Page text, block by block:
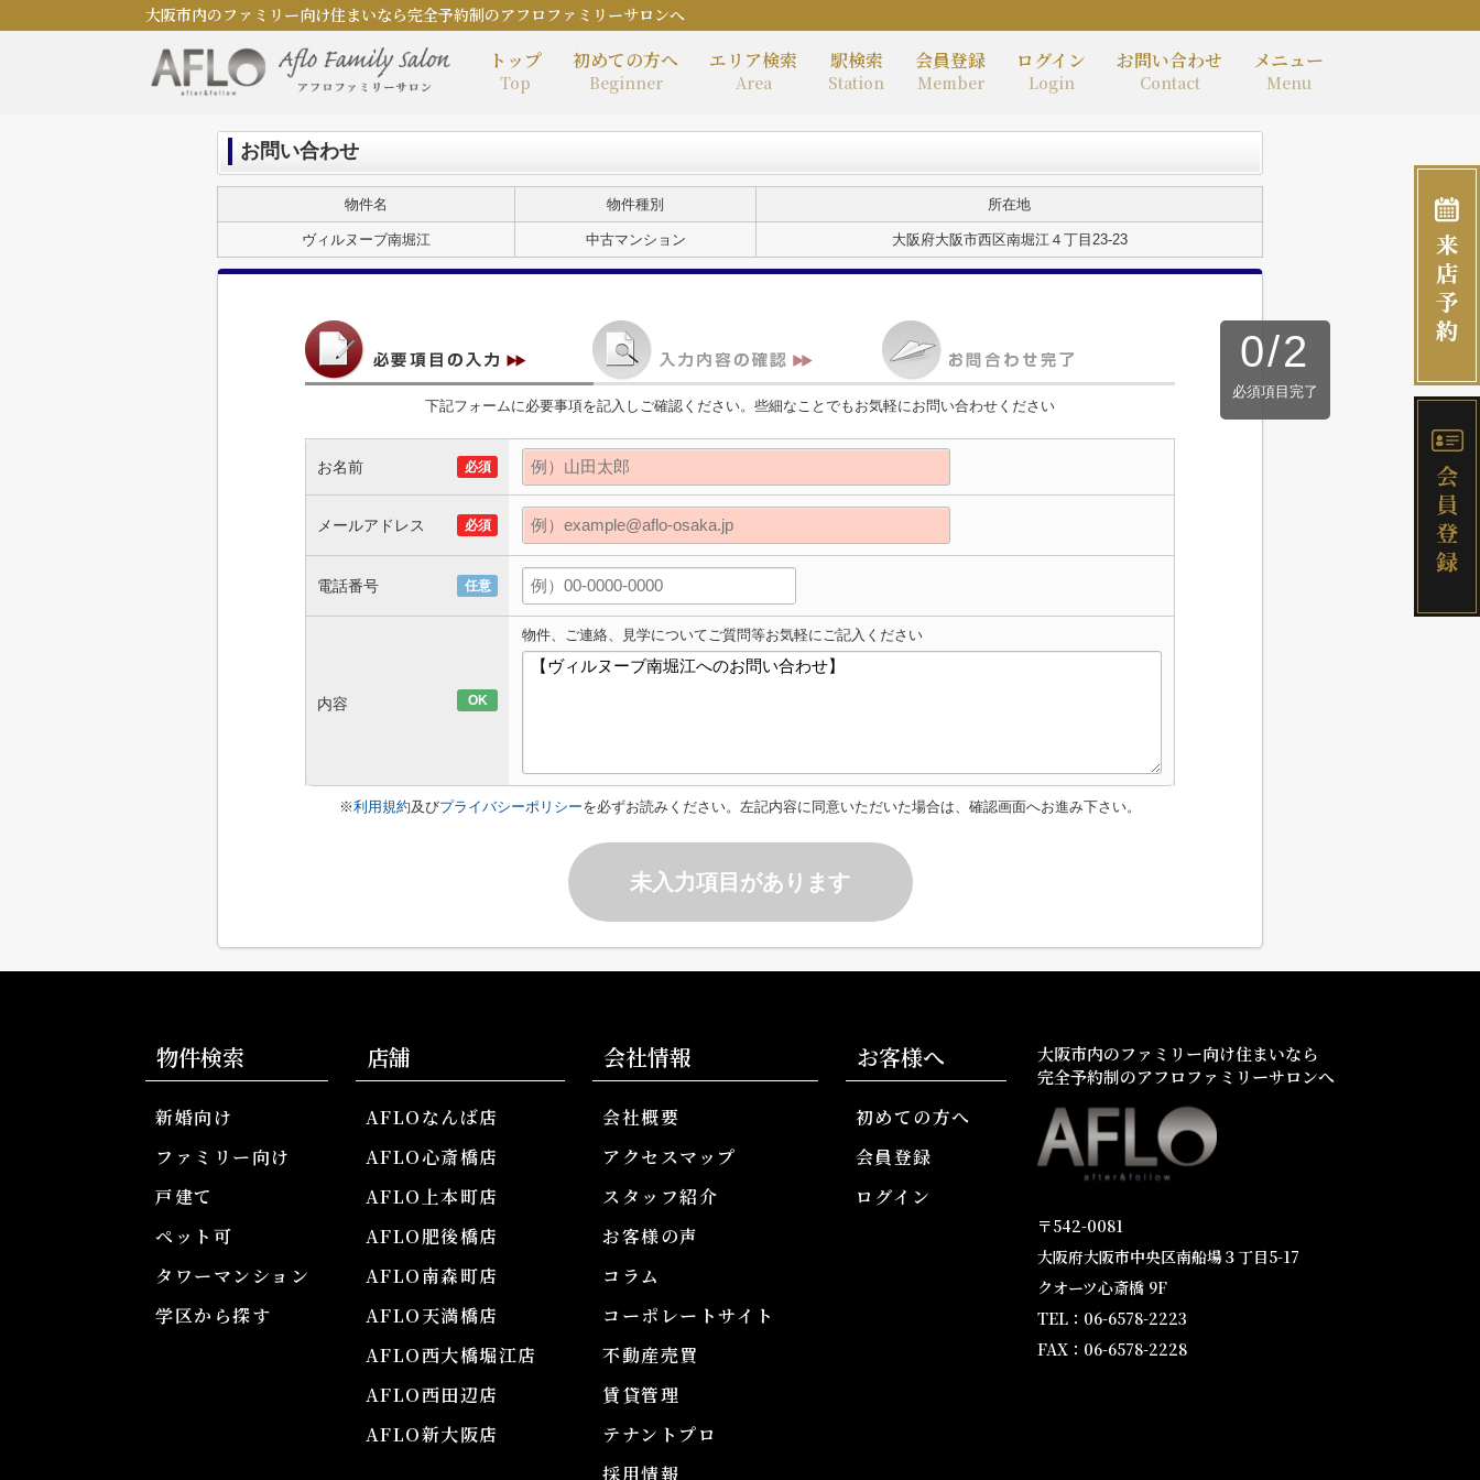
大阪市内のファミリー向け住まいなら完全予約制のアフロファミリーサロンへ
トップ
Top
初めての方へ
Beginner
エリア検索
Area
駅検索
Station
会員登録
Member
ログイン
Login
お問い合わせ
Contact
メニュー
Menu
お問い合わせ
物件名 物件種別 所在地
ヴィルヌーブ南堀江 中古マンション 大阪府大阪市西区南堀江４丁目23-23
0/2
必須項目完了
下記フォームに必要事項を記入しご確認ください。些細なことでもお気軽にお問い合わせください
お名前 必須
メールアドレス 必須
電話番号 任意
内容 OK
物件、ご連絡、見学についてご質問等お気軽にご記入ください
※利用規約及びプライバシーポリシーを必ずお読みください。左記内容に同意いただいた場合は、確認画面へお進み下さい。
未入力項目があります
物件検索
新婚向け
ファミリー向け
戸建て
ペット可
タワーマンション
学区から探す
店舗
AFLOなんば店
AFLO心斎橋店
AFLO上本町店
AFLO肥後橋店
AFLO南森町店
AFLO天満橋店
AFLO西大橋堀江店
AFLO西田辺店
AFLO新大阪店
会社情報
会社概要
アクセスマップ
スタッフ紹介
お客様の声
コラム
コーポレートサイト
不動産売買
賃貸管理
テナントプロ
採用情報
お客様へ
初めての方へ
会員登録
ログイン
大阪市内のファミリー向け住まいなら
完全予約制のアフロファミリーサロンへ
〒542-0081
大阪府大阪市中央区南船場３丁目5-17
クオーツ心斎橋 9F
TEL：06-6578-2223
FAX：06-6578-2228